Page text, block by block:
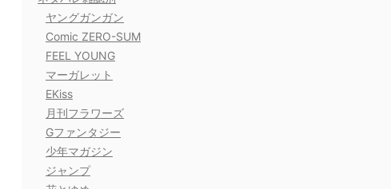
ヤングガンガン
Comic ZERO-SUM
FEEL YOUNG
マーガレット
EKiss
月刊フラワーズ
Gファンタジー
少年マガジン
ジャンプ